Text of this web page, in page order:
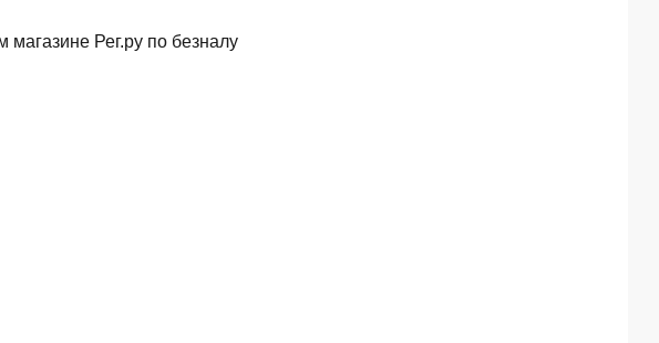
магазине Рег.ру по безналу